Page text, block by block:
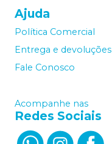
Ajuda
Política Comercial
Entrega e devoluções
Fale Conosco
Acompanhe nas
Redes Sociais